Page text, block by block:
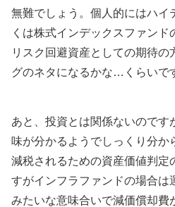
無難でしょう。個人的にはハイ
くは株式インデックスファンド
リスク回避資産としての期待の
グのネタになるかな…くらいで
あと、投資とは関係ないのです
味が分かるようでしっくり分
減税されるための資産価値判定
すがインフラファンドの場合は
みたいな意味合いで減価償却費